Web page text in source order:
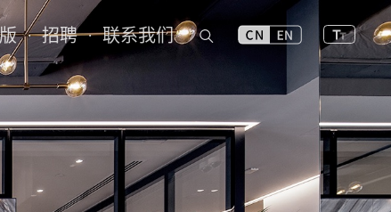
· 招聘 · 联系我们